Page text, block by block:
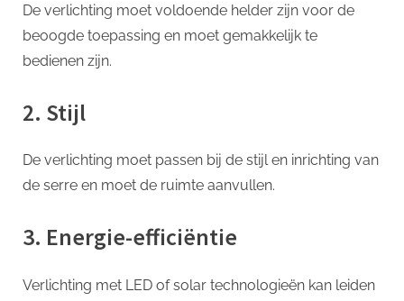
De verlichting moet voldoende helder zijn voor de
beoogde toepassing en moet gemakkelijk te
bedienen zijn.
2. Stijl
De verlichting moet passen bij de stijl en inrichting van
de serre en moet de ruimte aanvullen.
3. Energie-efficiëntie
Verlichting met LED of solar technologieën kan leiden